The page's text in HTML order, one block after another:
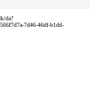
da?
7d46-46df-b1dd-